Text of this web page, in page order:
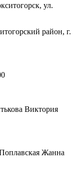
ул.
район, г.
Виктория
Жанна